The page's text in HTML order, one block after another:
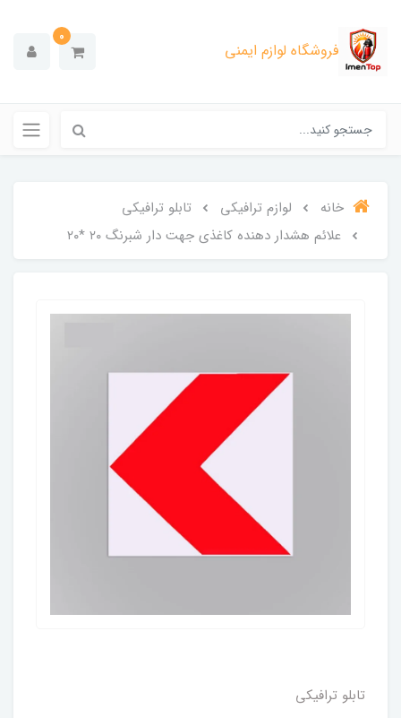
فروشگاه لوازم ایمنی
0
خانه لوازم ترافیکی
تابلو ترافیکی
علائم هشدار دهنده کاغذی جهت دار شبرنگ ۲۰ *۲۰
تابلو ترافیکی